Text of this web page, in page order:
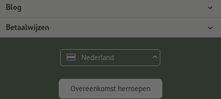
Milieubescherming
Betaalwijzen
Verzending
Premium programma
Blog
Photoshop-tutorials
Gratis lettertypes en fonts
Marketing en insights
Betaalwijzen
Nederland
Overeenkomst herroepen